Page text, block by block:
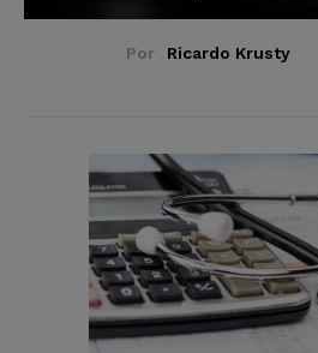
Por Ricardo Krusty